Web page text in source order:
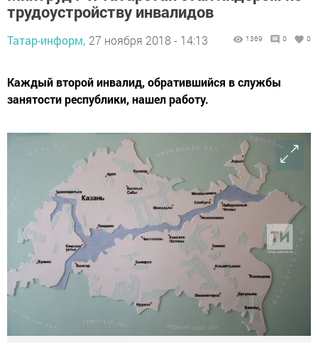
трудоустройству инвалидов
Татар-информ, 27 ноября 2018 - 14:13 1369 0 0
Каждый второй инвалид, обратившийся в службы
занятости республики, нашел работу.